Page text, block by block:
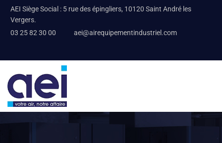
AEI Siège Social : 5 rue des épingliers, 10120 Saint André les
Vergers.
03 25 82 30 00
aei@airequipementindustriel.com